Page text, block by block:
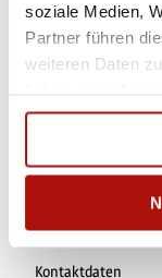
soziale Medien,
Partner führen
weiteren Daten
gesammelt
Veranstaltung
Sehenswertes
Touren
Kontaktdaten